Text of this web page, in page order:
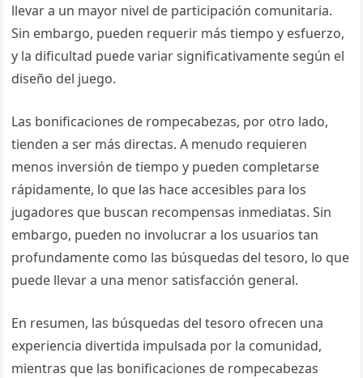
llevar a un mayor nivel de participación comunitaria.
Sin embargo, pueden requerir más tiempo y esfuerzo,
y la dificultad puede variar significativamente según el
diseño del juego.
Las bonificaciones de rompecabezas, por otro lado,
tienden a ser más directas. A menudo requieren
menos inversión de tiempo y pueden completarse
rápidamente, lo que las hace accesibles para los
jugadores que buscan recompensas inmediatas. Sin
embargo, pueden no involucrar a los usuarios tan
profundamente como las búsquedas del tesoro, lo que
puede llevar a una menor satisfacción general.
En resumen, las búsquedas del tesoro ofrecen una
experiencia divertida impulsada por la comunidad,
mientras que las bonificaciones de rompecabezas